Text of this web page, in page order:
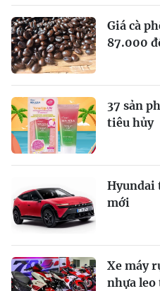
Giá cà
87.000
37 sản
tiêu hủy
Hyundai
mới
Xe máy
nhựa leo